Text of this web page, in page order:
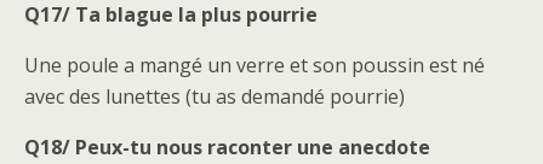
Q17/ Ta blague la plus pourrie
Une poule a mangé un verre et son poussin est né
avec des lunettes (tu as demandé pourrie)
Q18/ Peux-tu nous raconter une anecdote